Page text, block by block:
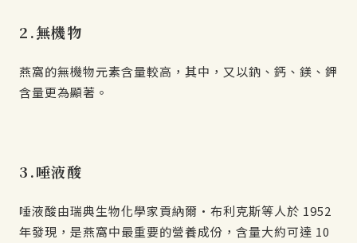
2.無機物
燕窩的無機物元素含量較高，其中，又以鈉、鈣、鎂、鉀
含量更為顯著。
3.唾液酸
唾液酸由瑞典生物化學家貢納爾·布利克斯等人於 1952
年發現，是燕窩中最重要的營養成份，含量大約可達 10